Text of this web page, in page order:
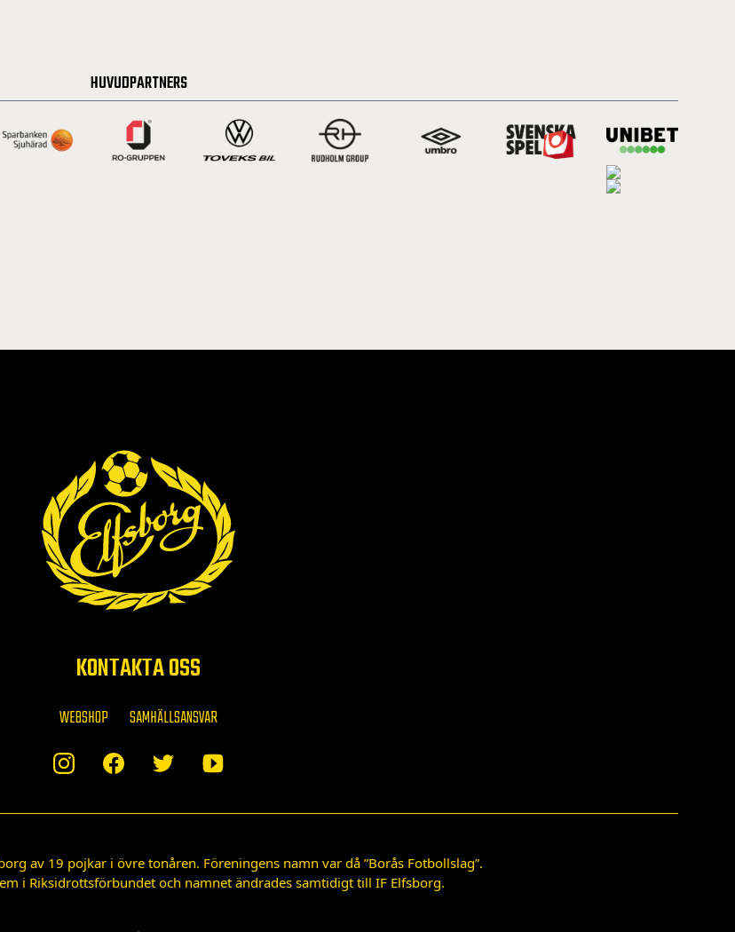
HUVUDPARTNERS
KONTAKTA OSS
WEBSHOP SAMHÄLLSANSVAR
av 19 pojkar i övre tonåren. Föreningens namn var då ”Borås Fotbollslag”.
i Riksidrottsförbundet och namnet ändrades samtidigt till IF Elfsborg.